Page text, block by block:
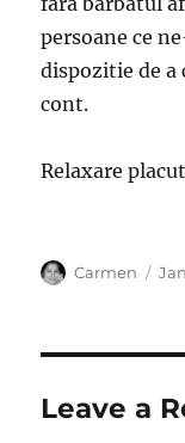
persoane ce
dispozitie de
cont.
Relaxare
Author
Carmen
Leave a